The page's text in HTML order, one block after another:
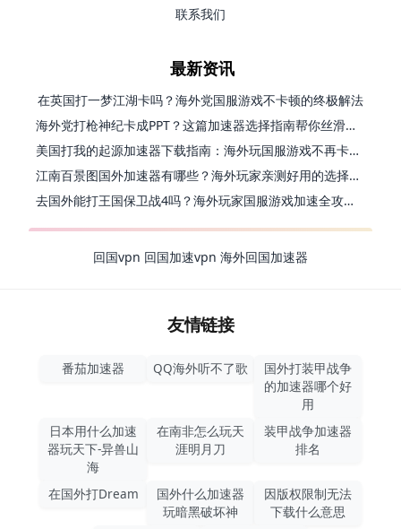
联系我们
最新资讯
在英国打一梦江湖卡吗？海外党国服游戏不卡顿的终极解法
海外党打枪神纪卡成PPT？这篇加速器选择指南帮你丝滑上分
美国打我的起源加速器下载指南：海外玩国服游戏不再卡的终极方案
江南百景图国外加速器有哪些？海外玩家亲测好用的选择与避坑指南
去国外能打王国保卫战4吗？海外玩家国服游戏加速全攻略（附公主连结幻想江湖实测）
回国vpn 回国加速vpn 海外回国加速器
友情链接
番茄加速器 QQ海外听不了歌
国外打装甲战争
的加速器哪个好
用
日本用什么加速
器玩天下-异兽山
海
在南非怎么玩天
涯明月刀
装甲战争加速器
排名
在国外打Dream
国外什么加速器
玩暗黑破坏神
因版权限制无法
下载什么意思